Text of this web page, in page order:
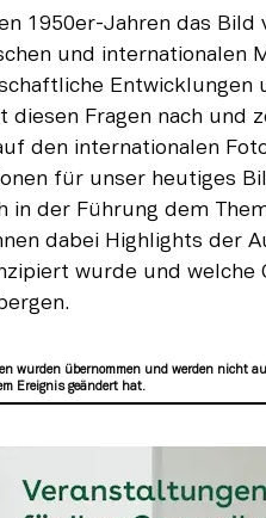
1950er-Jahren das Bild
und internationalen
Entwicklungen
diesen Fragen nach und
den internationalen
für unser heutiges
in der Führung dem
dabei Highlights der
wurde und welche
wurden übernommen und werden nicht
Ereignis geändert hat.